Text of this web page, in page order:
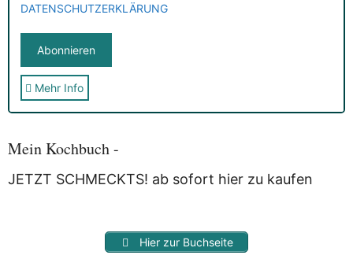
DATENSCHUTZERKLÄRUNG
Sie erhalten nach der Anmeldung eine E-Mail, in der Sie um
Speicherung und Verarbeitung Deiner Daten durch
Myfoodstory einverstanden. Deine Daten werden
Dritte weitergegeben und dienen nur für diesen Service!
Mehr Info
Mein Kochbuch -
JETZT SCHMECKTS! ab sofort hier zu kaufen
Hier zur Buchseite